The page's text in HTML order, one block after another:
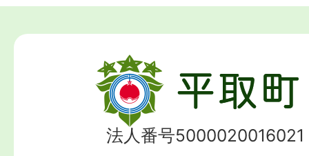
法人番号5000020016021